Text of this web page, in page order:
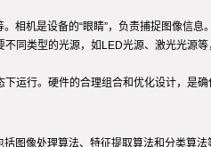
相机是设备的“眼睛”，负责捕捉图像信
同类型的光源，如LED光源、激光光源
运行。硬件的合理组合和优化设计，是确
图像处理算法、特征提取算法和分类算